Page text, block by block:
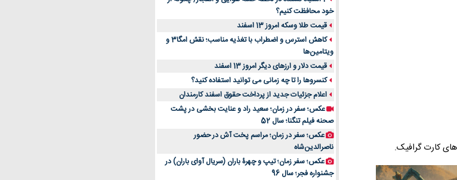
خود محافظت کنیم؟
قیمت طلا وسکه امروز 13 اسفند
کاهش استرس و اضطراب با تغذیه مناسب؛ نقش امگا3 و
ویتامین‌ها
قیمت دلار و ارزهای دیگر امروز 13 اسفند
کنسروها را تا چه زمانی می توانید استفاده کنید؟
اعلام جزئیات جدید از پرداخت حقوق اسفند کارمندان
عکس؛ سفر در زمان؛ سعید راد و عنایت بخشی در پشت
صحنه فیلم تنگنا؛ سال 52
عکس؛ سفر در زمان؛ مراسم پخت آش در حضور
ناصرالدین‌شاه
عکس؛ سفر زمان؛ تیپ و چهرۀ باران (سریال آوای باران) در
جشنواره فجر؛ سال 96